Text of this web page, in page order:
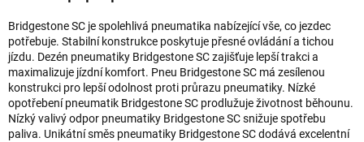
Bridgestone SC je spolehlivá pneumatika nabízející vše, co jezdec
potřebuje. Stabilní konstrukce poskytuje přesné ovládání a tichou
jízdu. Dezén pneumatiky Bridgestone SC zajišťuje lepší trakci a
maximalizuje jízdní komfort. Pneu Bridgestone SC má zesílenou
konstrukci pro lepší odolnost proti průrazu pneumatiky. Nízké
opotřebení pneumatik Bridgestone SC prodlužuje životnost běhounu.
Nízký valivý odpor pneumatiky Bridgestone SC snižuje spotřebu
paliva. Unikátní směs pneumatiky Bridgestone SC dodává excelentní